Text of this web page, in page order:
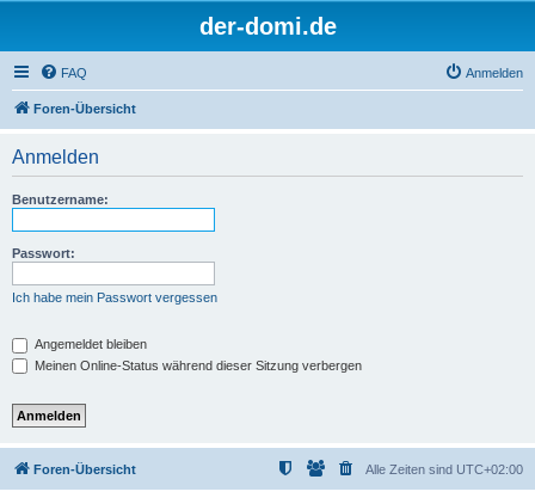
der-domi.de
FAQ Anmelden
Foren-Übersicht
Anmelden
Benutzername:
Passwort:
Ich habe mein Passwort vergessen
Angemeldet bleiben
Meinen Online-Status während dieser Sitzung verbergen
Foren-Übersicht Alle Zeiten sind UTC+02:00